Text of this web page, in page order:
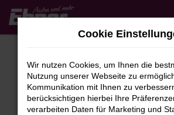
Zum
Hauptinhalt
Cookie
Wir nutzen Cookies, um Ihnen die
Nutzung unserer Webseite zu
Kommunikation mit Ihnen zu
berücksichtigen hierbei Ihre
verarbeiten Daten für Marketing und